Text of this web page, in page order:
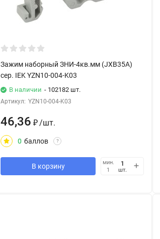
Зажим наборный ЗНИ-4кв.мм (JXB35А)
сер. IEK YZN10-004-K03
В наличии - 102182 шт.
Артикул: YZN10-004-K03
46,36 ₽/шт.
0 баллов ?
В корзину
мин.
1
шт.